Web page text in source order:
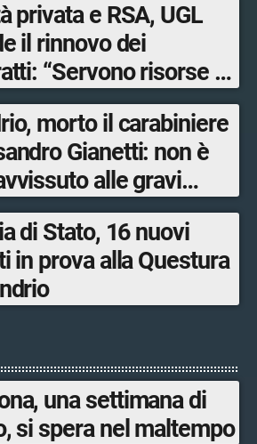
privata e RSA, UGL
il rinnovo dei
“Servono risorse e
adeguati”
morto il carabiniere
Gianetti: non è
alle gravi
di Stato, 16 nuovi
in prova alla Questura
una settimana di
si spera nel maltempo